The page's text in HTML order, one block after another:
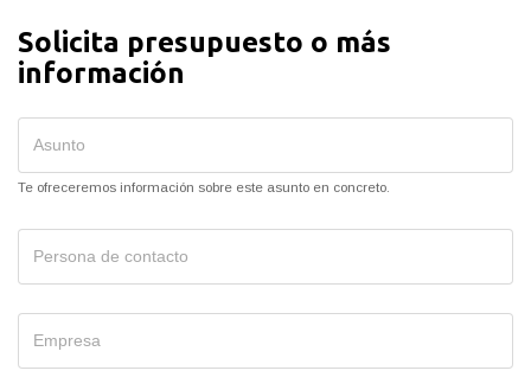
Solicita presupuesto o más
información
Te ofreceremos información sobre este asunto en concreto.